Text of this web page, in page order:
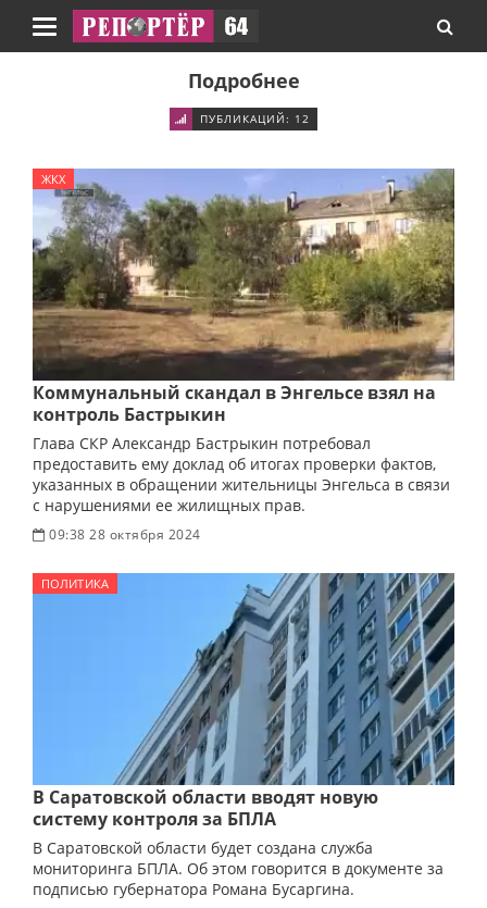
Навигация
Подробнее
ПУБЛИКАЦИЙ: 12
ЖКХ
Коммунальный скандал в Энгельсе взял на
контроль Бастрыкин
Глава СКР Александр Бастрыкин потребовал
предоставить ему доклад об итогах проверки фактов,
указанных в обращении жительницы Энгельса в связи
с нарушениями ее жилищных прав.
09:38 28 октября 2024
ПОЛИТИКА
В Саратовской области вводят новую
систему контроля за БПЛА
В Саратовской области будет создана служба
мониторинга БПЛА. Об этом говорится в документе за
подписью губернатора Романа Бусаргина.